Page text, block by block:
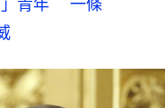
青年　 一條